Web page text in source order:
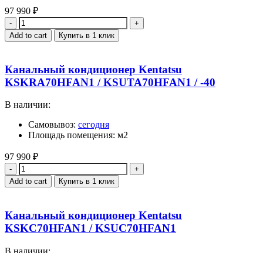
97 990 ₽
Quantity
Add to cart Купить в 1 клик
Канальный кондиционер Kentatsu
KSKRA70HFAN1 / KSUTA70HFAN1 / -40
В наличии:
Самовывоз: сегодня
Площадь помещения: м2
97 990 ₽
Quantity
Add to cart Купить в 1 клик
Канальный кондиционер Kentatsu
KSKC70HFAN1 / KSUC70HFAN1
В наличии: